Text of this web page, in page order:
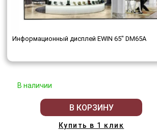
Информационный дисплей EWIN 65" DM65A
В наличии
В КОРЗИНУ
Купить в 1 клик